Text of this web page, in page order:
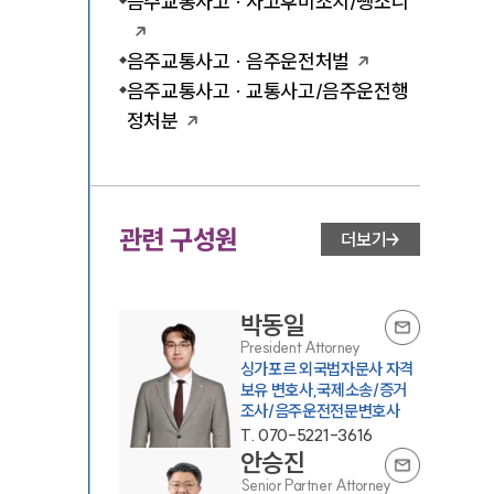
음주교통사고 · 음주운전처벌
음주교통사고 · 교통사고/음주운전행
정처분
관련 구성원 더보기
박동일
President Attorney
싱가포르 외국법자문사 자격
보유 변호사,국제소송/증거
조사/음주운전전문변호사
T. 070-5221-3616
안승진
Senior Partner Attorney